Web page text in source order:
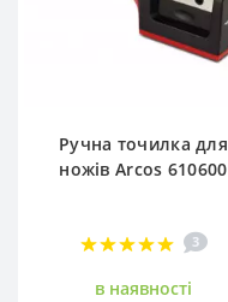
Ручна точилка для
ножів Arcos 610600
3
в наявностi